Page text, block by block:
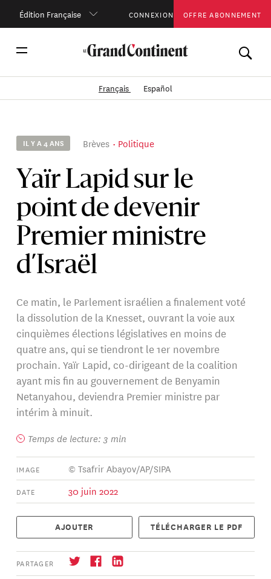
Édition Française CONNEXION OFFRE ABONNEMENT
Français Español
IL Y A 4 ANS Brèves Politique
Yaïr Lapid sur le
point de devenir
Premier ministre
d’Israël
Ce matin, le Parlement israélien a finalement voté
la dissolution de la Knesset, ouvrant la voie aux
cinquièmes élections législatives en moins de
quatre ans, qui se tiendront le 1er novembre
prochain. Yaïr Lapid, co-dirigeant de la coalition
ayant mis fin au gouvernement de Benyamin
Netanyahou, deviendra Premier ministre par
intérim à minuit.
Temps de lecture: 3 min
IMAGE © Tsafrir Abayov/AP/SIPA
DATE 30 juin 2022
AJOUTER TÉLÉCHARGER LE PDF
PARTAGER